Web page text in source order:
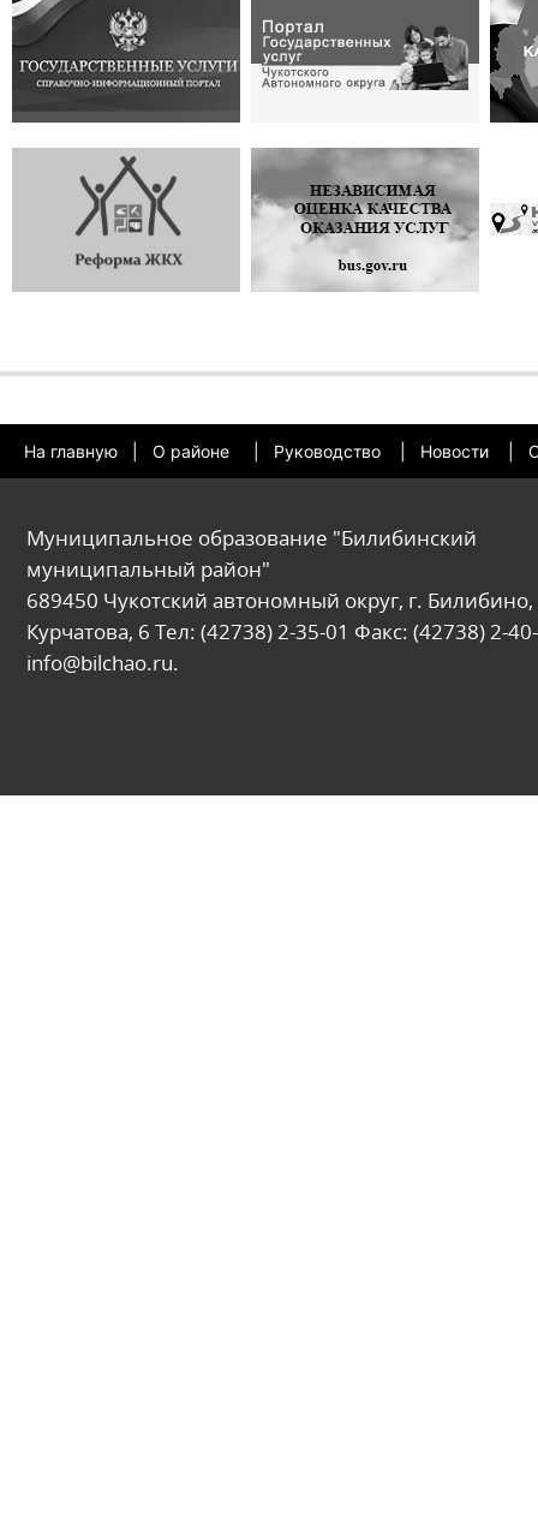
На главную О районе Руководство Новости
Муниципальное образование "Билибинский
муниципальный район"
689450 Чукотский автономный округ, г. Билибино,
Курчатова, 6 Тел: (42738) 2-35-01 Факс: (42738) 2-
info@bilchao.ru.